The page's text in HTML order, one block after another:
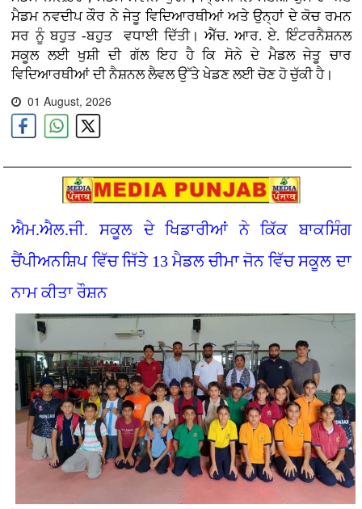
ਮੈਡਮ ਨਵਦੀਪ ਕੌਰ ਨੇ ਜੇਤੂ ਵਿਦਿਆਰਥੀਆਂ ਅਤੇ ਉਨ੍ਹਾਂ ਦੇ ਕੋਚ ਰਮਨ
ਸਰ ਨੂੰ ਬਹੁਤ -ਬਹੁਤ ਵਧਾਈ ਦਿੱਤੀ। ਐੱਚ. ਆਰ. ਏ. ਇੰਟਰਨੈਸ਼ਨਲ
ਸਕੂਲ ਲਈ ਖੁਸ਼ੀ ਦੀ ਗੱਲ ਇਹ ਹੈ ਕਿ ਸੋਨੇ ਦੇ ਮੈਡਲ ਜੇਤੂ ਚਾਰ
ਵਿਦਿਆਰਥੀਆਂ ਦੀ ਨੈਸ਼ਨਲ ਲੈਵਲ ਉੱਤੇ ਖੇਡਣ ਲਈ ਚੋਣ ਹੋ ਚੁੱਕੀ ਹੈ।
01 August, 2026
ਐਮ.ਐਲ.ਜੀ. ਸਕੂਲ ਦੇ ਖਿਡਾਰੀਆਂ ਨੇ ਕਿੱਕ ਬਾਕਸਿੰਗ
ਚੈਂਪੀਅਨਸ਼ਿਪ ਵਿੱਚ ਜਿੱਤੇ 13 ਮੈਡਲ ਚੀਮਾ ਜੋਨ ਵਿੱਚ ਸਕੂਲ ਦਾ
ਨਾਮ ਕੀਤਾ ਰੌਸ਼ਨ